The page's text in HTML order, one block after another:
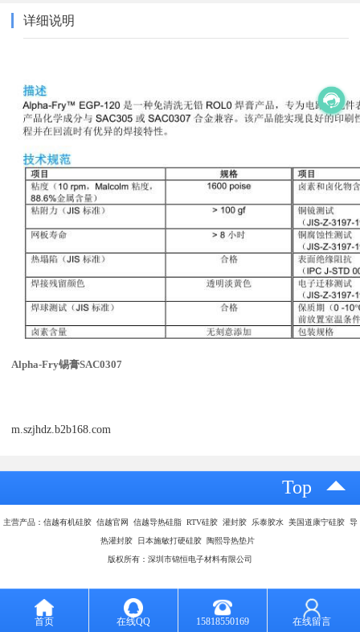
详细说明
Alpha-Fry锡膏SAC0307
m.szjhdz.b2b168.com
Top
主营产品：信越有机硅胶 信越官网 信越导热硅脂 RTV硅胶 灌封胶 乐泰胶水 美国道康宁硅胶 导
热灌封胶 日本施敏打硬硅胶 陶熙导热垫片
版权所有：深圳市锦恒电子材料有限公司
首页 在线QQ 15818550169 在线留言